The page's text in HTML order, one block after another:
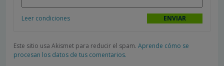
Leer condiciones
Este sitio usa Akismet para reducir el spam. Aprende cómo se
procesan los datos de tus comentarios.